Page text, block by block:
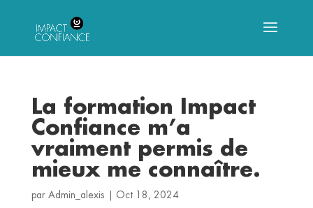
La formation Impact
Confiance m’a
vraiment permis de
mieux me connaître.
par Admin_alexis Oct 18, 2024